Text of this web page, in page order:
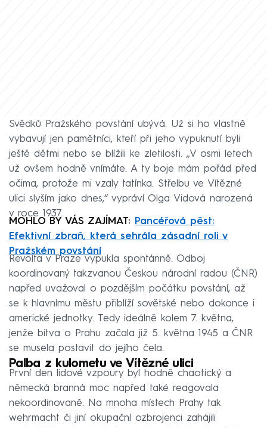
Svědků Pražského povstání ubývá. Už si ho vlastně
vybavují jen pamětníci, kteří při jeho vypuknutí byli
ještě dětmi nebo se blížili ke zletilosti. „V osmi letech
už ovšem hodně vnímáte. A ty boje mám pořád před
očima, protože mi vzaly tatínka. Střelbu ve Vítězné
ulici slyším jako dnes,“ vypráví Olga Vidová narozená
v roce 1937.
MOHLO BY VÁS ZAJÍMAT: Pancéřová pěst:
Efektivní zbraň, která sehrála zásadní roli v
Pražském povstání
Revolta v Praze vypukla spontánně. Odboj
koordinovaný takzvanou Českou národní radou (ČNR)
napřed uvažoval o pozdějším počátku povstání, až
se k hlavnímu městu přiblíží sovětské nebo dokonce i
americké jednotky. Tedy ideálně kolem 7. května,
jenže bitva o Prahu začala již 5. května 1945 a ČNR
se musela postavit do jejího čela.
Palba z kulometu ve Vítězné ulici
První den lidové vzpoury byl hodně chaotický a
německá branná moc napřed také reagovala
nekoordinovaně. Na mnoha místech Prahy tak
wehrmacht či jiní okupační ozbrojenci zahájili